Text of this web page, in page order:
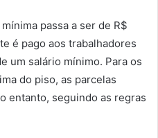
passa a ser de R$
é pago aos trabalhadores
um salário mínimo. Para os
do piso, as parcelas
entanto, seguindo as regras